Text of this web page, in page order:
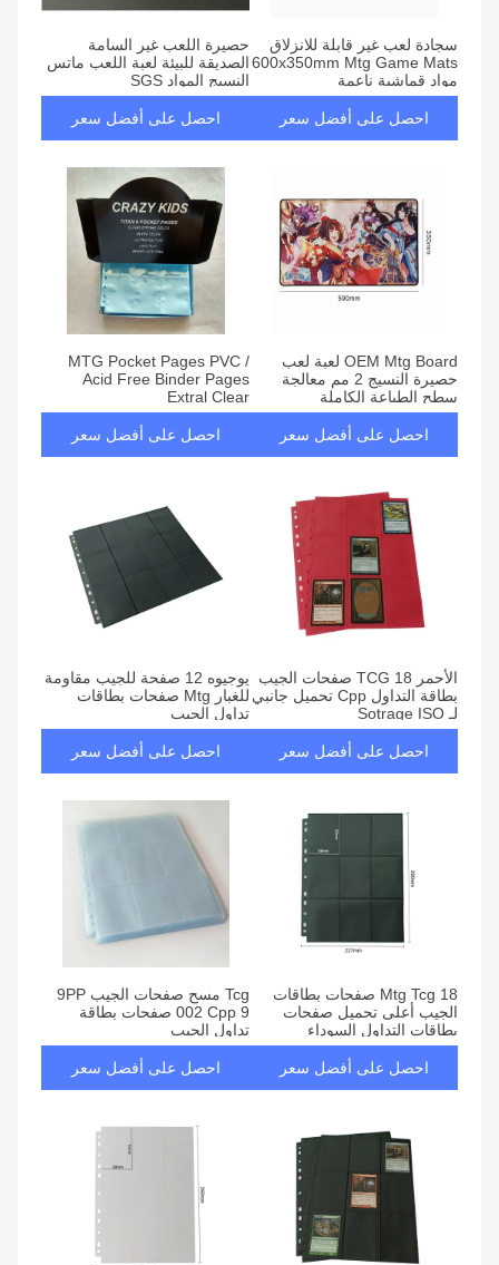
سجادة لعب غير قابلة للانزلاق
600x350mm Mtg Game Mats
مواد قماشية ناعمة
احصل على أفضل سعر
حصيرة اللعب غير السامة
الصديقة للبيئة لعبة اللعب ماتس
النسيج المواد SGS
احصل على أفضل سعر
OEM Mtg Board لعبة لعب
حصيرة النسيج 2 مم معالجة
سطح الطباعة الكاملة
احصل على أفضل سعر
MTG Pocket Pages PVC /
Acid Free Binder Pages
Extral Clear
احصل على أفضل سعر
الأحمر TCG 18 صفحات الجيب
بطاقة التداول Cpp تحميل جانبي
لـ Sotrage ISO
احصل على أفضل سعر
يوجيوه 12 صفحة للجيب مقاومة
للغبار Mtg صفحات بطاقات
تداول الجيب
احصل على أفضل سعر
Mtg Tcg 18 صفحات بطاقات
الجيب أعلى تحميل صفحات
بطاقات التداول السوداء
احصل على أفضل سعر
Tcg مسح صفحات الجيب 9PP
002 Cpp 9 صفحات بطاقة
تداول الجيب
احصل على أفضل سعر